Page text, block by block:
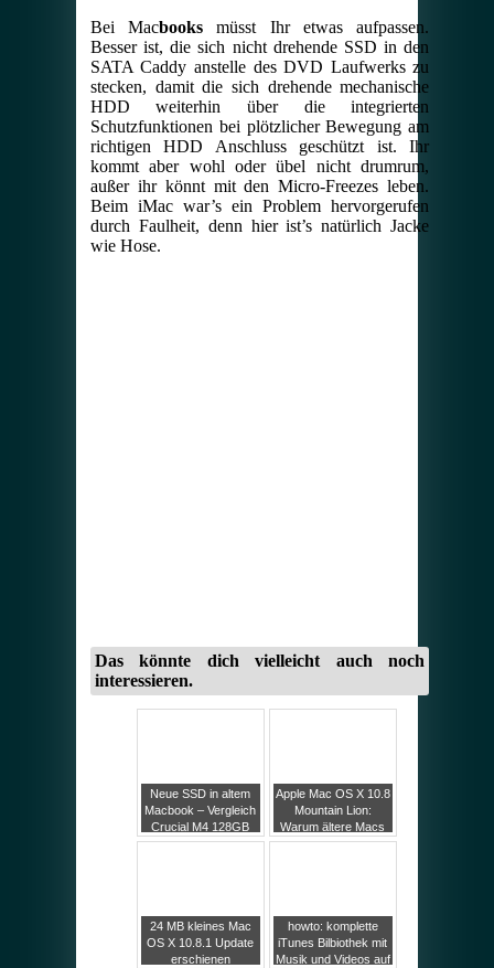
Bei Macbooks müsst Ihr etwas aufpassen.
Besser ist, die sich nicht drehende SSD in den
SATA Caddy anstelle des DVD Laufwerks zu
stecken, damit die sich drehende mechanische
HDD weiterhin über die integrierten
Schutzfunktionen bei plötzlicher Bewegung am
richtigen HDD Anschluss geschützt ist. Ihr
kommt aber wohl oder übel nicht drumrum,
außer ihr könnt mit den Micro-Freezes leben.
Beim iMac war’s ein Problem hervorgerufen
durch Faulheit, denn hier ist’s natürlich Jacke
wie Hose.
Das könnte dich vielleicht auch noch
interessieren.
Neue SSD in altem
Macbook – Vergleich
Crucial M4 128GB
und 64GB OCZ
Apple Mac OS X 10.8
Mountain Lion:
Warum ältere Macs
vom Update
24 MB kleines Mac
OS X 10.8.1 Update
erschienen
howto: komplette
iTunes Bilbiothek mit
Musik und Videos auf